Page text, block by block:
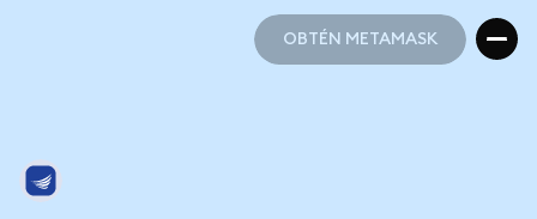
OBTÉN METAMASK